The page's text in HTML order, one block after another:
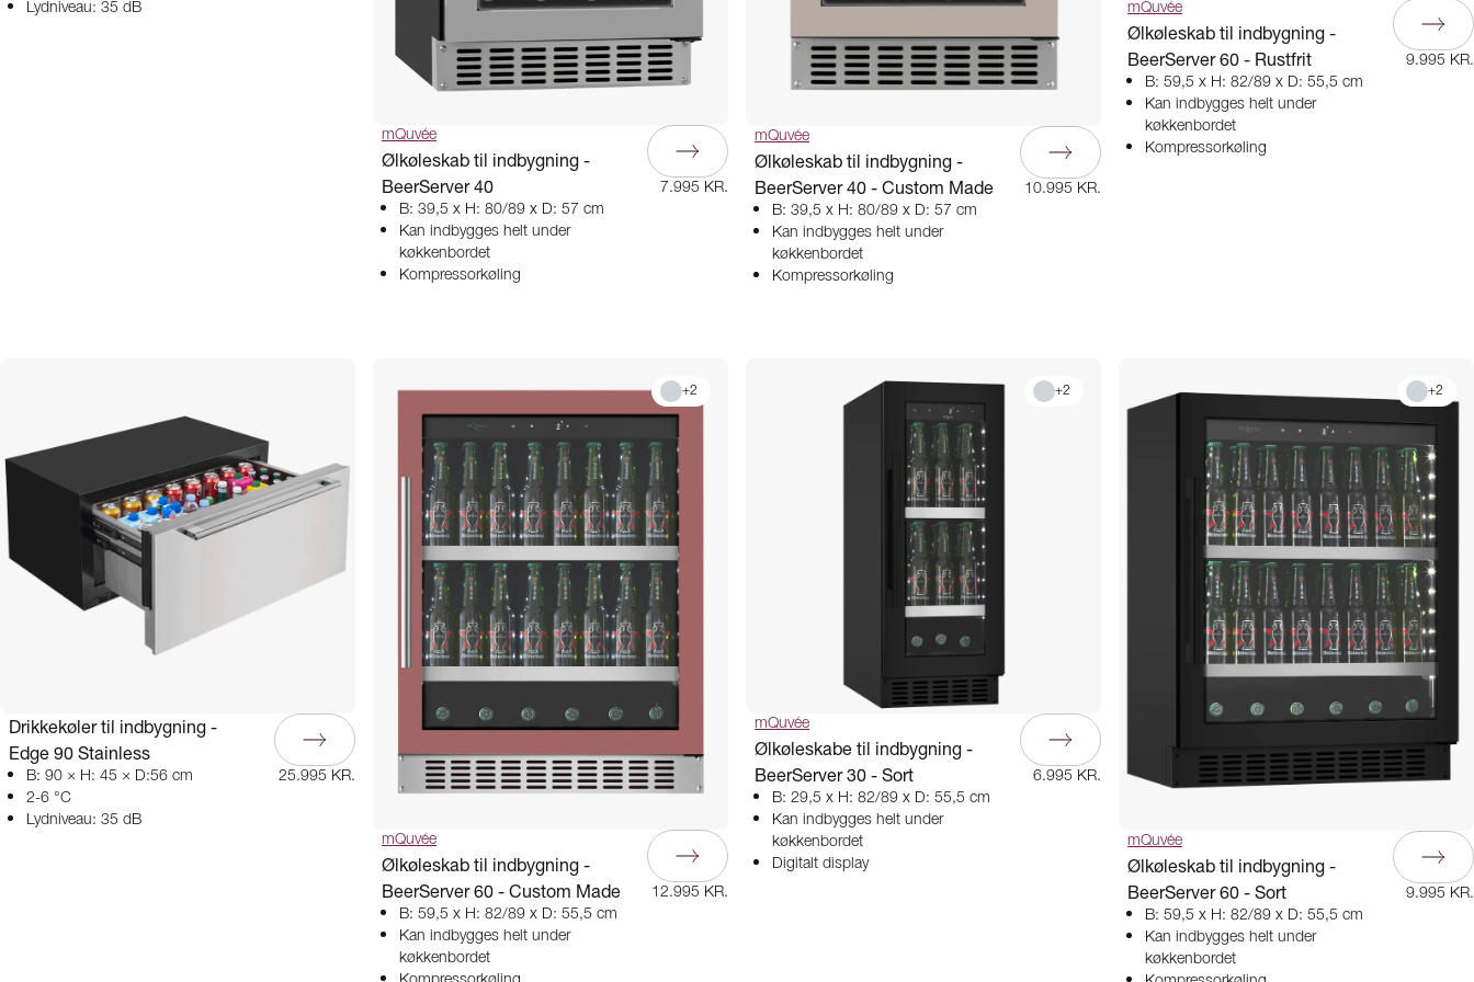
Lydniveau: 35 dB
mQuvée
Ølkøleskab til indbygning -
BeerServer 40
B: 39,5 x H: 80/89 x D: 57 cm
Kan indbygges helt under
køkkenbordet
Kompressorkøling
7.995 KR.
mQuvée
Ølkøleskab til indbygning -
BeerServer 40 - Custom Made
B: 39,5 x H: 80/89 x D: 57 cm
Kan indbygges helt under
køkkenbordet
Kompressorkøling
10.995 KR.
mQuvée
Ølkøleskab til indbygning -
BeerServer 60 - Rustfrit
B: 59,5 x H: 82/89 x D: 55,5 cm
Kan indbygges helt under
køkkenbordet
Kompressorkøling
9.995 KR.
Drikkekøler til indbygning -
Edge 90 Stainless
B: 90 × H: 45 × D:56 cm
2-6 °C
Lydniveau: 35 dB
25.995 KR.
+2
mQuvée
Ølkøleskab til indbygning -
BeerServer 60 - Custom Made
B: 59,5 x H: 82/89 x D: 55,5 cm
Kan indbygges helt under
køkkenbordet
12.995 KR.
+2
mQuvée
Ølkøleskabe til indbygning -
BeerServer 30 - Sort
B: 29,5 x H: 82/89 x D: 55,5 cm
Kan indbygges helt under
køkkenbordet
Digitalt display
6.995 KR.
+2
mQuvée
Ølkøleskab til indbygning -
BeerServer 60 - Sort
B: 59,5 x H: 82/89 x D: 55,5 cm
Kan indbygges helt under
køkkenbordet
9.995 KR.